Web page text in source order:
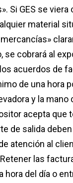
Si GES se viera
material
se cobrará al
acuerdos de
de una hora
y la mano
acepta que
de salida
atención al
las
hora del día o